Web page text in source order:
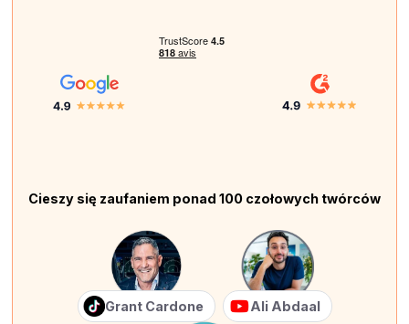
Cieszy się zaufaniem ponad 100 czołowych twórców
Grant Cardone Ali Abdaal